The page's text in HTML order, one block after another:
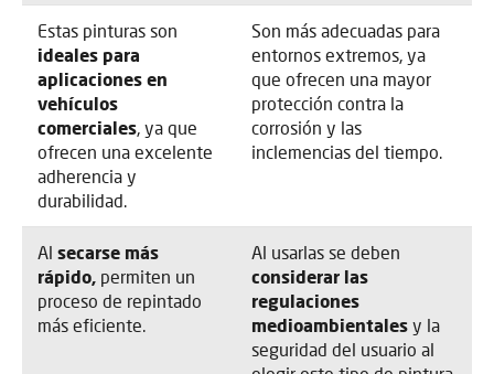
Estas pinturas son
ideales para
aplicaciones en
vehículos
comerciales, ya que
ofrecen una excelente
adherencia y
durabilidad.
Son más adecuadas para
entornos extremos, ya
que ofrecen una mayor
protección contra la
corrosión y las
inclemencias del tiempo.
Al secarse más
rápido, permiten un
proceso de repintado
más eficiente.
Al usarlas se deben
considerar las
regulaciones
medioambientales y la
seguridad del usuario al